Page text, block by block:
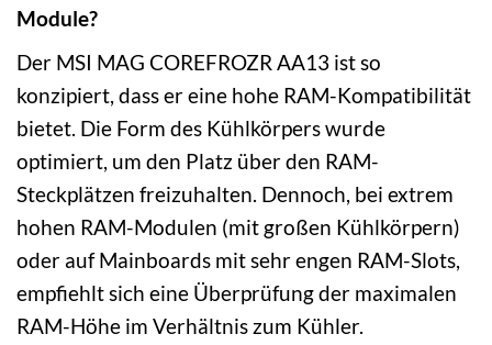
Module?
Der MSI MAG COREFROZR AA13 ist so
konzipiert, dass er eine hohe RAM-Kompatibilität
bietet. Die Form des Kühlkörpers wurde
optimiert, um den Platz über den RAM-
Steckplätzen freizuhalten. Dennoch, bei extrem
hohen RAM-Modulen (mit großen Kühlkörpern)
oder auf Mainboards mit sehr engen RAM-Slots,
empfiehlt sich eine Überprüfung der maximalen
RAM-Höhe im Verhältnis zum Kühler.